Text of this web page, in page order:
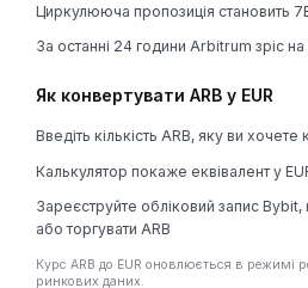
Циркулююча пропозиція становить
За останні 24 години Arbitrum зріс
Як конвертувати ARB у EUR
Введіть кількість ARB, яку ви хочете
Калькулятор покаже еквівалент у
Зареєструйте обліковий запис
або торгувати ARB
Курс ARB до EUR оновлюється в режимі
ринкових даних.